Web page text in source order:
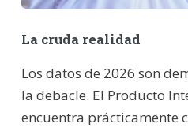
La cruda realidad
Los datos de 2026 son
la debacle. El Producto
encuentra prácticamente